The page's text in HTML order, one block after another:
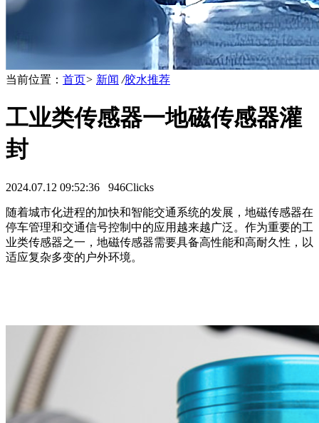
当前位置： 首页> 新闻 /胶水推荐
工业类传感器一地磁传感器灌
封
2024.07.12 09:52:36 946Clicks
随着城市化进程的加快和智能交通系统的发展，地磁传感器在
停车管理和交通信号控制中的应用越来越广泛。作为重要的工
业类传感器之一，地磁传感器需要具备高性能和高耐久性，以
适应复杂多变的户外环境。